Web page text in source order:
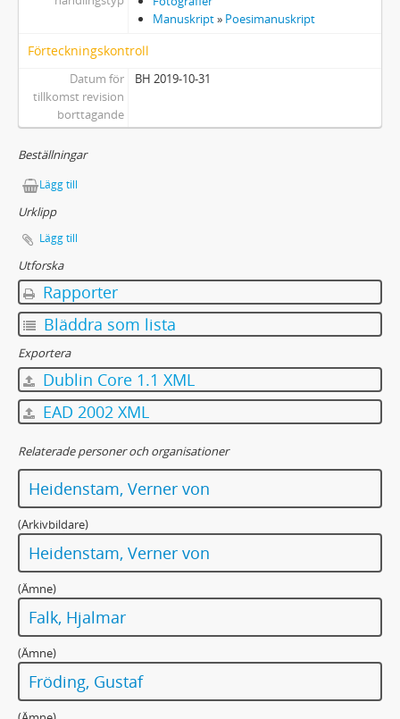
Manuskript» Poesimanuskript
Förteckningskontroll
Datum för
tillkomst revision
borttagande
BH 2019-10-31
Beställningar
Lägg till
Urklipp
Lägg till
Utforska
Rapporter
Bläddra som lista
Exportera
Dublin Core 1.1 XML
EAD 2002 XML
Relaterade personer och organisationer
Heidenstam, Verner von
(Arkivbildare)
Heidenstam, Verner von
(Ämne)
Falk, Hjalmar
(Ämne)
Fröding, Gustaf